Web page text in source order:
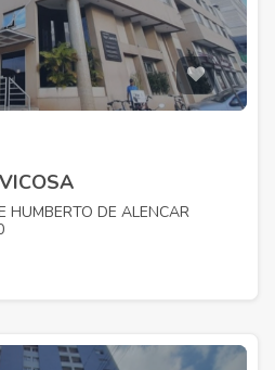
HUMBERTO DE ALENCAR